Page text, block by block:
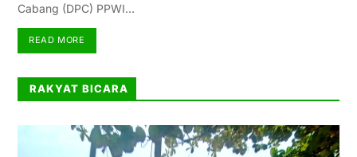
Cabang (DPC) PPWI…
READ MORE
RAKYAT BICARA